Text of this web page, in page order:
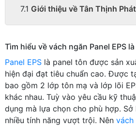
Giới thiệu về Tân Thịnh Phát
Tìm hiểu về vách ngăn Panel EPS
Panel EPS là panel tôn được sản
hiện đại đạt tiêu chuẩn cao. Được
bao gồm 2 lớp tôn mạ và lớp lõi
khác nhau. Tuỳ vào yêu cầu kỹ
dụng mà lựa chọn cho phù hợp.
nhiều tính năng vượt trội. Nên vách